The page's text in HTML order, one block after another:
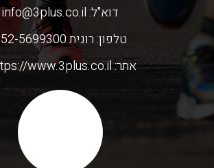
דוא"ל: info@3plus.co.il
טלפון:רונית 052-5699300
אתר:www.3plus.co.il/